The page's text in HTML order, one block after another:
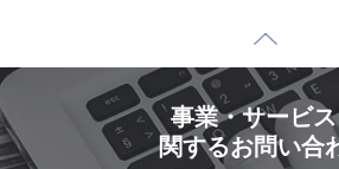
事業・サービ
関するお問い合